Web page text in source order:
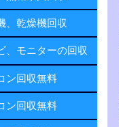
、乾燥機回収
、モニターの回収
ン回収無料
ン回収無料